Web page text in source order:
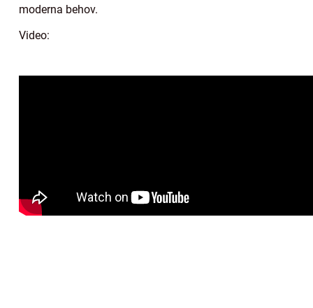
moderna behov.
Video: